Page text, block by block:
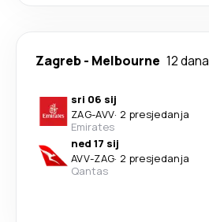
Zagreb- Melbourne 12 dana
sri 06 sij
ZAG-AVV· 2 presjedanja
Emirates
ned 17 sij
AVV-ZAG· 2 presjedanja
Qantas